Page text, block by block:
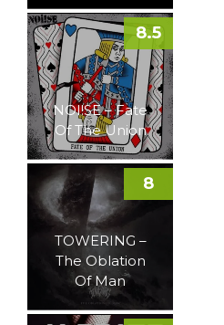
NOI!SE – Fate
Of The Union
8.5
TOWERING –
The Oblation
Of Man
8